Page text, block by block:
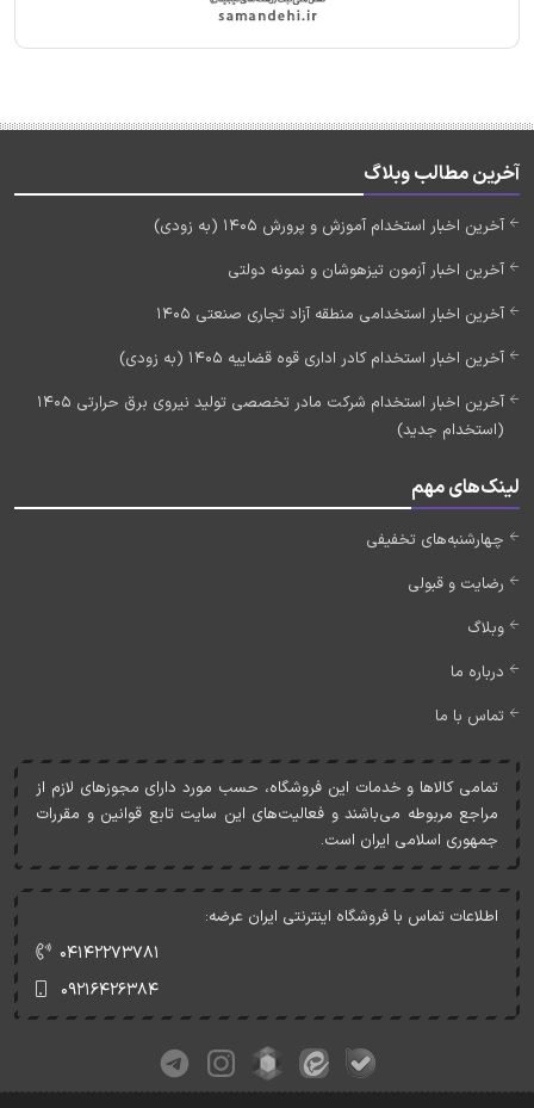
آخرین مطالب وبلاگ
آخرین اخبار استخدام آموزش و پرورش 1405 (به زودی)
آخرین اخبار آزمون تیزهوشان و نمونه دولتی
آخرین اخبار استخدامی منطقه آزاد تجاری صنعتی 1405
آخرین اخبار استخدام کادر اداری قوه قضاییه 1405 (به زودی)
آخرین اخبار استخدام شرکت مادر تخصصی تولید نیروی برق حرارتی 1405
(استخدام جدید)
لینک‌های مهم
چهارشنبه‌های تخفیفی
رضایت و قبولی
وبلاگ
درباره ما
تماس با ما
تمامی کالاها و خدمات اين فروشگاه، حسب مورد دارای مجوزهای لازم از
مراجع مربوطه می‌باشند و فعاليت‌های اين سايت تابع قوانين و مقررات
جمهوری اسلامی ايران است.
اطلاعات تماس با فروشگاه اینترنتی ایران عرضه:
۰۴۱۴۲۲۷۳۷۸۱
۰۹۲۱۶۴۲۶۳۸۴